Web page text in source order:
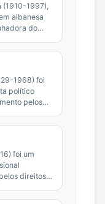
1997),
albanesa
do
1968) foi
político
pelos
foi um
direitos